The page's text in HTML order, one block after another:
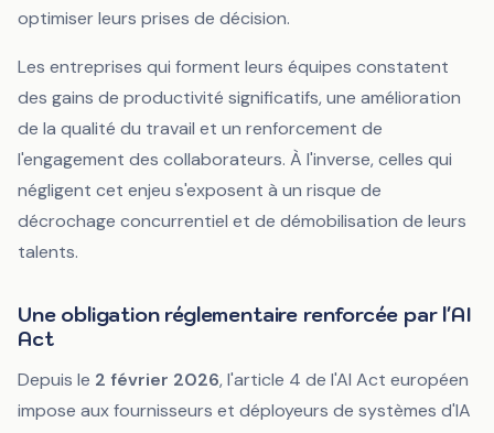
optimiser leurs prises de décision.
Les entreprises qui forment leurs équipes constatent
des gains de productivité significatifs, une amélioration
de la qualité du travail et un renforcement de
l'engagement des collaborateurs. À l'inverse, celles qui
négligent cet enjeu s'exposent à un risque de
décrochage concurrentiel et de démobilisation de leurs
talents.
Une obligation réglementaire renforcée par l'AI
Act
Depuis le 2 février 2026, l'article 4 de l'AI Act européen
impose aux fournisseurs et déployeurs de systèmes d'IA